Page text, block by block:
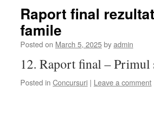
Raport final
famile
Posted on March 5, 2025byadmin
12. Raport final – Primul
Posted in Concursuri | Leave a comment